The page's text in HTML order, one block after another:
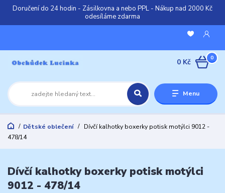
Doručení do 24 hodin - Zásilkovna a nebo PPL - Nákup nad 2000 Kč
odesíláme zdarma
Menu
0
0 Kč
Dětské oblečení
Dívčí kalhotky boxerky potisk motýlci 9012 -
478/14
Dívčí kalhotky boxerky potisk motýlci
9012 - 478/14